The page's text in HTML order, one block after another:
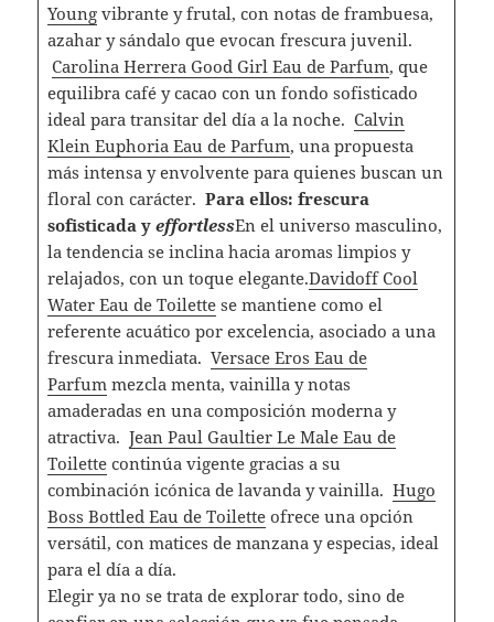
Youngvibrante y frutal, con notas de frambuesa,
azahar y sándalo que evocan frescura juvenil.
Carolina Herrera Good Girl Eau de Parfum, que
equilibra café y cacao con un fondo sofisticado
ideal para transitar del día a la noche. Calvin
Klein Euphoria Eau de Parfum, una propuesta
más intensa y envolvente para quienes buscan un
floral con carácter. Para ellos: frescura
sofisticada yeffortlessEn el universo masculino,
la tendencia se inclina hacia aromas limpios y
relajados, con un toque elegante.Davidoff Cool
Water Eau de Toilettese mantiene como el
referente acuático por excelencia, asociado a una
frescura inmediata. Versace Eros Eau de
Parfummezcla menta, vainilla y notas
amaderadas en una composición moderna y
atractiva. Jean Paul Gaultier Le Male Eau de
Toilettecontinúa vigente gracias a su
combinación icónica de lavanda y vainilla. Hugo
Boss Bottled Eau de Toiletteofrece una opción
versátil, con matices de manzana y especias, ideal
para el día a día.
Elegir ya no se trata de explorar todo, sino de